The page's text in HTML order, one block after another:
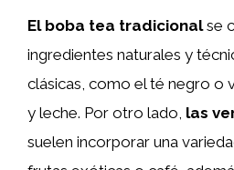
El boba tea tradicionalse
ingredientes naturales y
clásicas, como el té negro o
y leche. Por otro lado, las
suelen incorporar una